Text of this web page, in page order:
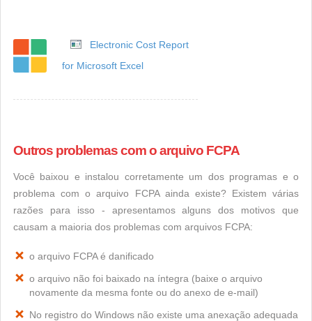
Electronic Cost Report
for Microsoft Excel
Outros problemas com o arquivo FCPA
Você baixou e instalou corretamente um dos programas e o
problema com o arquivo FCPA ainda existe? Existem várias
razões para isso - apresentamos alguns dos motivos que
causam a maioria dos problemas com arquivos FCPA:
o arquivo FCPA é danificado
o arquivo não foi baixado na íntegra (baixe o arquivo
novamente da mesma fonte ou do anexo de e-mail)
No registro do Windows não existe uma anexação adequada